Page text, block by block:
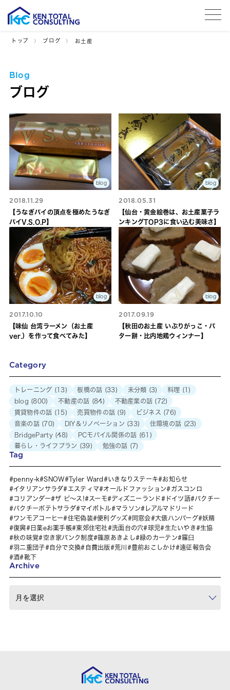
トップ ブログ お土産
Blog
ブログ
blog
2018.11.29
【うなぎパイの頂点を極めたうなぎ
パイV.S.O.P】
blog
2018.05.31
【仙台・黄金絵巻は、お土産菓子ラ
ンキングTOP3に食い込む美味さ】
blog
2017.10.10
【味仙 台湾ラーメン（お土産
ver.）を作って食べてみた】
blog
2017.09.19
【秋田のお土産 いぶりがっこ・バ
ター餅・比内地鶏ウィンナー】
Category
トレーニング (13) 板橋の話 (33) 未分類 (3) 料理 (1)
blog (800) 不動産の話 (84) 不動産業の話 (72)
賃貸物件の話 (15) 売買物件の話 (9) ビジネス (76)
音楽の話(70) DIY＆リノベーション (33) 住環境の話 (23)
BridgeParty(48) PCモバイル関係の話 (61)
暮らし・ライフプラン (39) 勉強の話 (7)
Tag
penny-k SNOW Tyler Ward いきなりステーキ
お知らせ
イタリアンサラダ
エスティマ オールドファッション
ガスコンロ
コリアンダー
ザ ピ〜ス! スーモ ディズニーランド ドイツ語
パクチー
パクチーポテトサラダ
マイボトル マラソン
レアルマドリード
ワンモアコーヒー
住宅偽装 便利グッズ 同窓会 大俵ハンバーグ
妖精
復興
日薬eお薬手帳 東郊住宅社 洗面台の穴 球児 生たいやき
生協
秋の味覚
空き家バンク制度 篠原あきよし 緑のカーテン
羅臼
羽二重団子
自分で交換 自費出版 荒川 豊前おこしかけ
遠征報告会
酒
靴下
Archive